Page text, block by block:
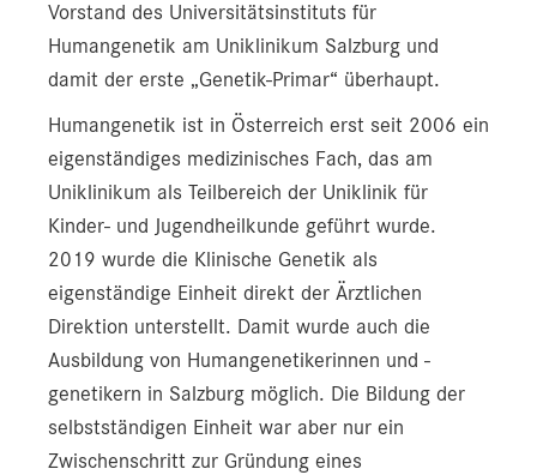
Vorstand des Universitätsinstituts für
Humangenetik am Uniklinikum Salzburg und
damit der erste „Genetik-Primar“ überhaupt.
Humangenetik ist in Österreich erst seit 2006 ein
eigenständiges medizinisches Fach, das am
Uniklinikum als Teilbereich der Uniklinik für
Kinder- und Jugendheilkunde geführt wurde.
2019 wurde die Klinische Genetik als
eigenständige Einheit direkt der Ärztlichen
Direktion unterstellt. Damit wurde auch die
Ausbildung von Humangenetikerinnen und -
genetikern in Salzburg möglich. Die Bildung der
selbstständigen Einheit war aber nur ein
Zwischenschritt zur Gründung eines